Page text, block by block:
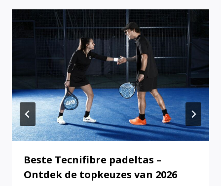
Beste Tecnifibre padeltas –
Ontdek de topkeuzes van 2026